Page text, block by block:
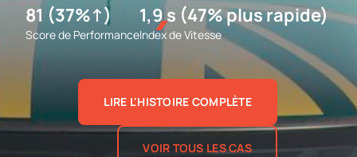
81 (37%↑)
Score de Performance
1,9 s (47% plus rapide)
Index de Vitesse
LIRE L'HISTOIRE COMPLÈTE
VOIR TOUS LES CAS